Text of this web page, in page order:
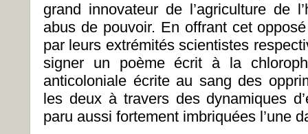
grand innovateur de l’agriculture de
abus de pouvoir. En offrant cet
par leurs extrémités scientistes
signer un poème écrit à la
anticoloniale écrite au sang des
les deux à travers des dynamiques
paru aussi fortement imbriquées l’une